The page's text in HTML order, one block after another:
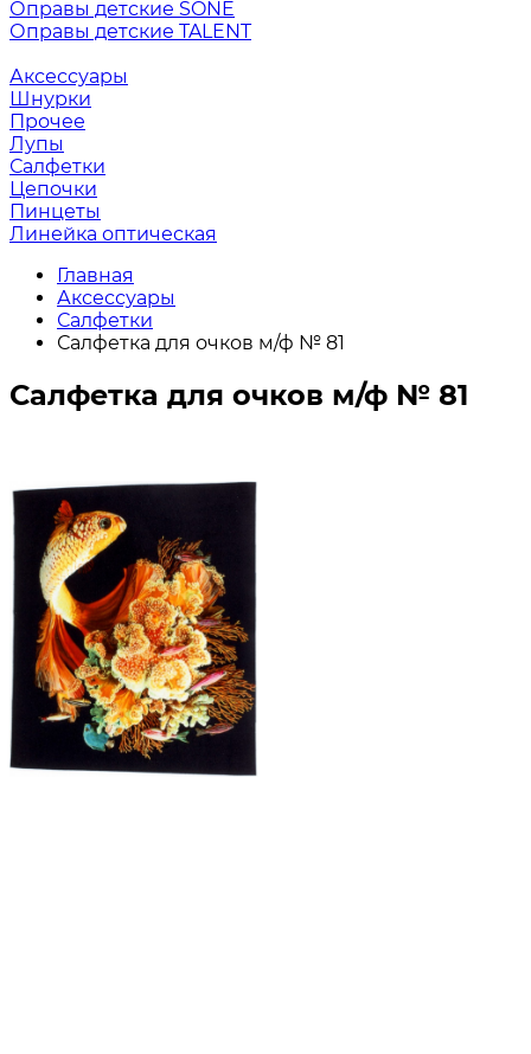
Оправы детские SONE
Оправы детские TALENT
Аксессуары
Шнурки
Прочее
Лупы
Салфетки
Цепочки
Пинцеты
Линейка оптическая
Главная
Аксессуары
Салфетки
Салфетка для очков м/ф № 81
Салфетка для очков м/ф № 81